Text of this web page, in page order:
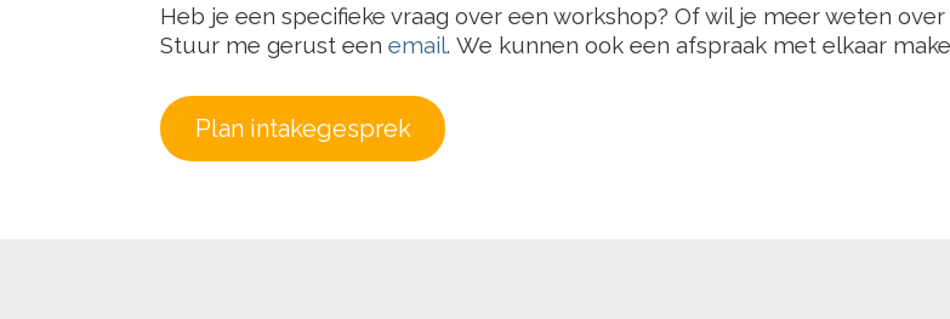
Heb je een specifieke vraag over een workshop? Of wil je meer weten
Stuur me gerust een email. We kunnen ook een afspraak met elkaar
Plan intakegesprek